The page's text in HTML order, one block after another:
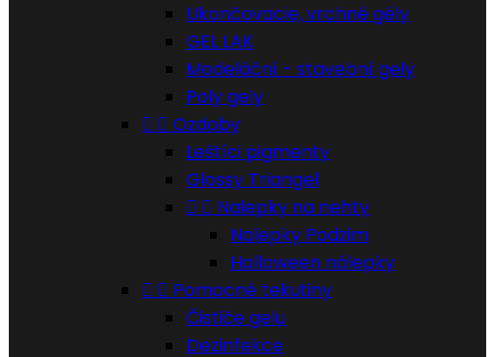
Ukončovacie, vrchné gély
GEL LAK
Modeláční - stavební gely
Poly gely
  Ozdoby
Leštíci pigmenty
Glossy Triangel
  Nalepky na nehty
Nalepky Podzim
Halloween nálepky
  Pomocné tekutiny
Čističe gelu
Dezinfekce